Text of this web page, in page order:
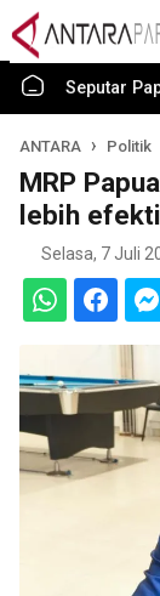
Seputar
ANTARA Politik
MRP
lebih
Selasa, 7 Juli